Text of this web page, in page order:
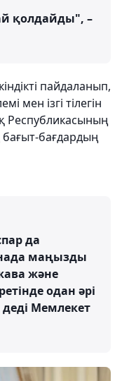
қолдайды", –
пайдаланып,
мен ізгі тілегін
Республикасының
бағыт-бағдардың
да
маңызды
және
одан әрі
деді Мемлекет